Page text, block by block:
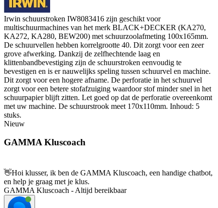
Irwin schuurstroken IW8083416 zijn geschikt voor
multischuurmachines van het merk BLACK+DECKER (KA270,
KA272, KA280, BEW200) met schuurzoolafmeting 100x165mm.
De schuurvellen hebben korrelgrootte 40. Dit zorgt voor een zeer
grove afwerking. Dankzij de zelfhechtende laag en
klittenbandbevestiging zijn de schuurstroken eenvoudig te
bevestigen en is er nauwelijks speling tussen schuurvel en machine.
Dit zorgt voor een hogere afname. De perforatie in het schuurvel
zorgt voor een betere stofafzuiging waardoor stof minder snel in het
schuurpapier blijft zitten. Let goed op dat de perforatie overeenkomt
met uw machine. De schuurstrook meet 170x110mm. Inhoud: 5
stuks.
Nieuw
GAMMA Kluscoach
👋Hoi klusser, ik ben de GAMMA Kluscoach, een handige chatbot,
en help je graag met je klus.
GAMMA Kluscoach - Altijd bereikbaar